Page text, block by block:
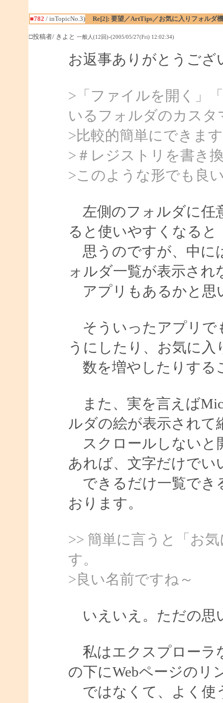
■782 / inTopicNo.3) Re[2]: 要望／ArtTips／お気に入りフォルダ
□投稿者/ きよと 一般人(12回)-(2005/05/27(Fri) 12:02:34)
お返事ありがとうござ
>「ファイルを開く」
いるフォルダのカスタ
>比較的簡単にできま
>＃レジストリを書き
>このような形でも良
左側のフォルダに任
ると使いやすくなると
思うのですが、中に
ォルダ一覧が表示され
アプリもあるかと思
そういったアプリで
うにしたり、お気に入
数を増やしたりする
また、実を言えば
ルダの絵が表示されて
スクロールしないと
あれば、文字だけでい
できるだけ一覧でき
おります。
>> 簡単に言うと「お
す。
>良い名前ですね～
いえいえ。ただの思
私はエクスプローラ
の下にWebページのリ
ではなくて、よく使